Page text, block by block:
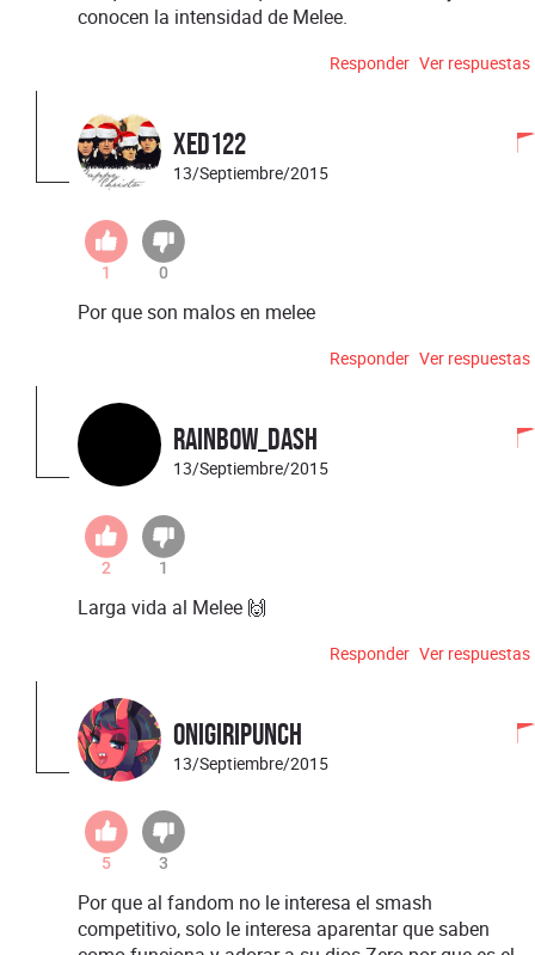
conocen la intensidad de Melee.
Responder Ver respuestas
xed122
13/Septiembre/2015
1 0
Por que son malos en melee
Responder Ver respuestas
Rainbow_Dash
13/Septiembre/2015
2 1
Larga vida al Melee 🙌
Responder Ver respuestas
OnigiriPunch
13/Septiembre/2015
5 3
Por que al fandom no le interesa el smash
competitivo, solo le interesa aparentar que saben